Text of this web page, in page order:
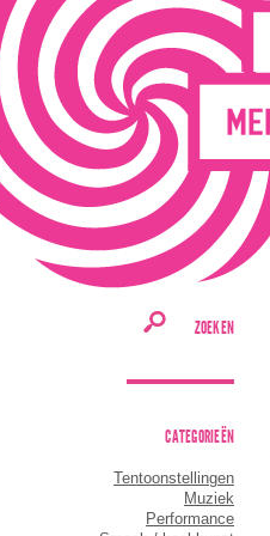
ZOEKEN
CATEGORIEËN
Tentoonstellingen
Muziek
Performance